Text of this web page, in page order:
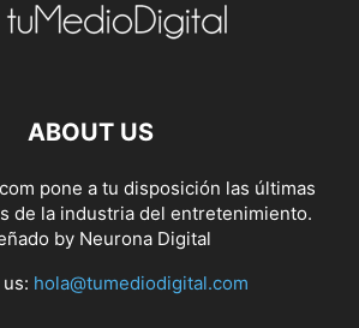
ABOUT US
pone a tu disposición las últimas
de la industria del entretenimiento.
by Neurona Digital
hola@tumediodigital.com